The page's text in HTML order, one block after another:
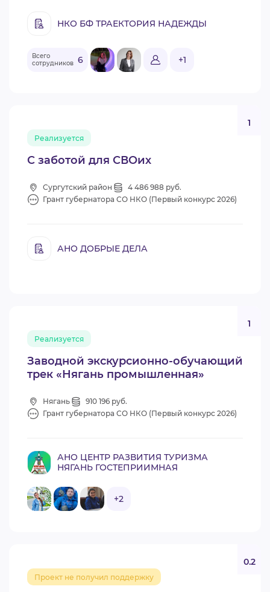
НКО БФ ТРАЕКТОРИЯ НАДЕЖДЫ
Всего
сотрудников 6 +1
С заботой для СВОих
Реализуется
1
Сургутский район
4 486 988 руб.
Грант губернатора СО НКО (Первый конкурс 2026)
АНО ДОБРЫЕ ДЕЛА
Заводной экскурсионно-обучающий
трек «Нягань промышленная»
Реализуется
1
Нягань
910 196 руб.
Грант губернатора СО НКО (Первый конкурс 2026)
АНО ЦЕНТР РАЗВИТИЯ ТУРИЗМА
НЯГАНЬ ГОСТЕПРИИМНАЯ
+2
Проект не получил поддержку
0.2